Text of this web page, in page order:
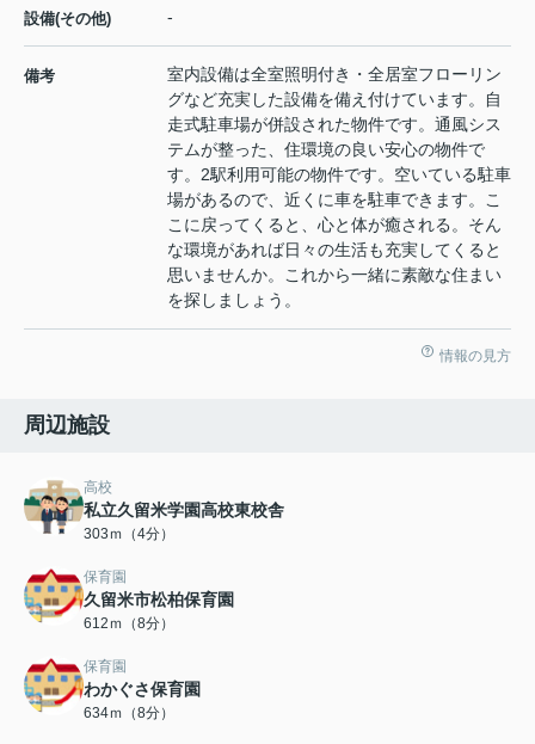
設備(その他) -
備考
室内設備は全室照明付き・全居室フローリン
グなど充実した設備を備え付けています。自
走式駐車場が併設された物件です。通風シス
テムが整った、住環境の良い安心の物件で
す。2駅利用可能の物件です。空いている駐車
場があるので、近くに車を駐車できます。こ
こに戻ってくると、心と体が癒される。そん
な環境があれば日々の生活も充実してくると
思いませんか。これから一緒に素敵な住まい
を探しましょう。
情報の見方
周辺施設
高校
私立久留米学園高校東校舎
303ｍ（4分）
保育園
久留米市松柏保育園
612ｍ（8分）
保育園
わかぐさ保育園
634ｍ（8分）